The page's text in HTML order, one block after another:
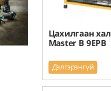
Цахилгаан
Master B 9EPB
Дэлгэрэнгүй